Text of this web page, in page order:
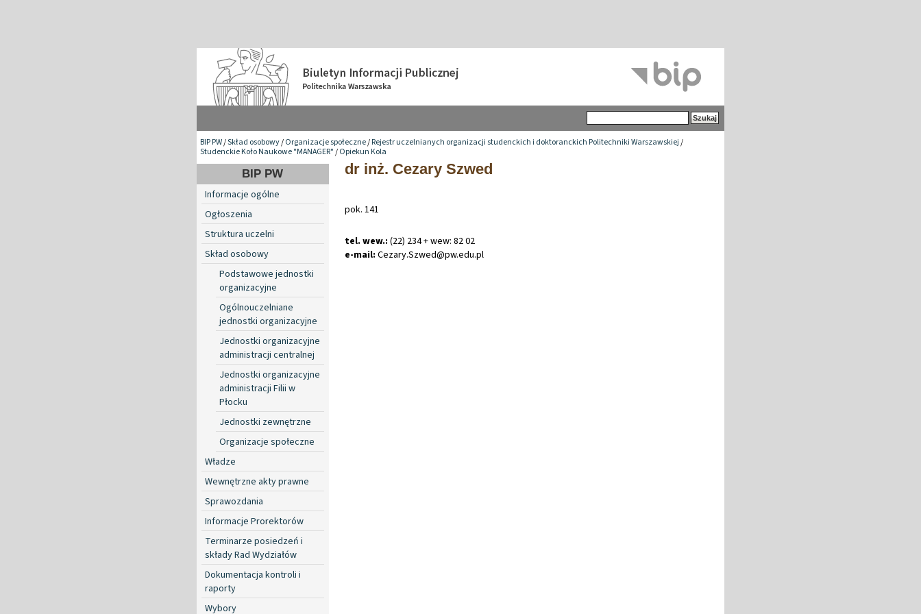
BIP PW/Skład osobowy/Organizacje społeczne/Rejestr uczelnianych organizacji studenckich i doktoranckich Politechniki Warszawskiej/
Studenckie Koło Naukowe "MANAGER"/Opiekun Kola
BIP PW
Informacje ogólne
Ogłoszenia
Struktura uczelni
Skład osobowy
Podstawowe jednostki
organizacyjne
Ogólnouczelniane
jednostki organizacyjne
Jednostki organizacyjne
administracji centralnej
Jednostki organizacyjne
administracji Filii w
Płocku
Jednostki zewnętrzne
Organizacje społeczne
Władze
Wewnętrzne akty prawne
Sprawozdania
Informacje Prorektorów
Terminarze posiedzeń i
składy Rad Wydziałów
Dokumentacja kontroli i
raporty
Wybory
dr inż. Cezary Szwed
pok. 141
tel. wew.: (22) 234 + wew: 82 02
e-mail: Cezary.Szwed@pw.edu.pl